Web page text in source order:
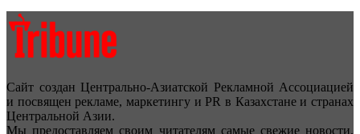
Сайт создан Центрально-Азиатской Рекламной Ассоциацией
и посвящен рекламе, маркетингу и PR в Казахстане и странах
Центральной Азии.
Мы предоставляем своим читателям самые свежие новости,